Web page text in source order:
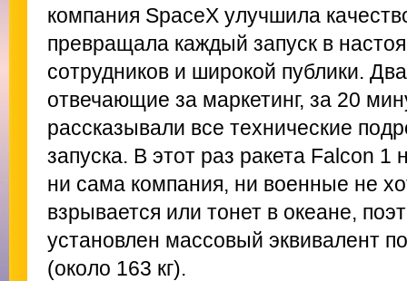
компания SpaceX улучшила
превращала каждый запуск в
сотрудников и широкой публики.
отвечающие за маркетинг, за 20
рассказывали все технические
запуска. В этот раз ракета Falcon 1
ни сама компания, ни военные не
взрывается или тонет в океане,
установлен массовый эквивалент
(около 163 кг).